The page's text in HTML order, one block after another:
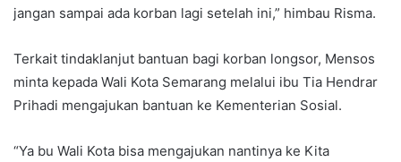
jangan sampai ada korban lagi setelah ini,” himbau Risma.
Terkait tindaklanjut bantuan bagi korban longsor, Mensos
minta kepada Wali Kota Semarang melalui ibu Tia Hendrar
Prihadi mengajukan bantuan ke Kementerian Sosial.
“Ya bu Wali Kota bisa mengajukan nantinya ke Kita